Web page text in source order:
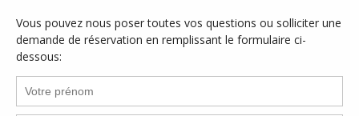
Vous pouvez nous poser toutes vos questions ou solliciter une
demande de réservation en remplissant le formulaire ci-
dessous: